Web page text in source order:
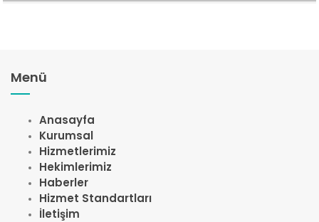
Menü
Anasayfa
Kurumsal
Hizmetlerimiz
Hekimlerimiz
Haberler
Hizmet Standartları
İletişim